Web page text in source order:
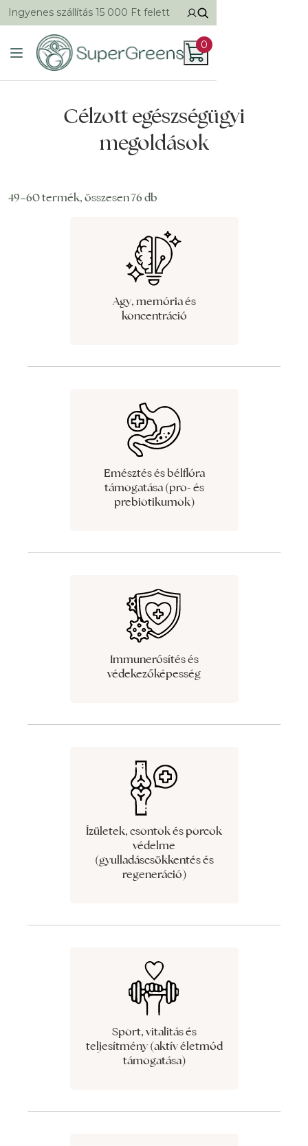
Ingyenes szállítás 15 000 Ft felett
0
Célzott egészségügyi
megoldások
49–60 termék, összesen 76 db
Agy, memória és
koncentráció
Emésztés és bélflóra
támogatása (pro- és
prebiotikumok)
Immunerősítés és
védekezőképesség
Ízületek, csontok és porcok
védelme
(gyulladáscsökkentés és
regeneráció)
Sport, vitalitás és
teljesítmény (aktív életmód
támogatása)